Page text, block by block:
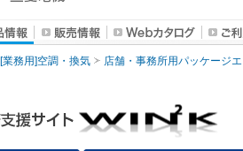
[業務用]空調・換気 店舗・事務所用パッケージ